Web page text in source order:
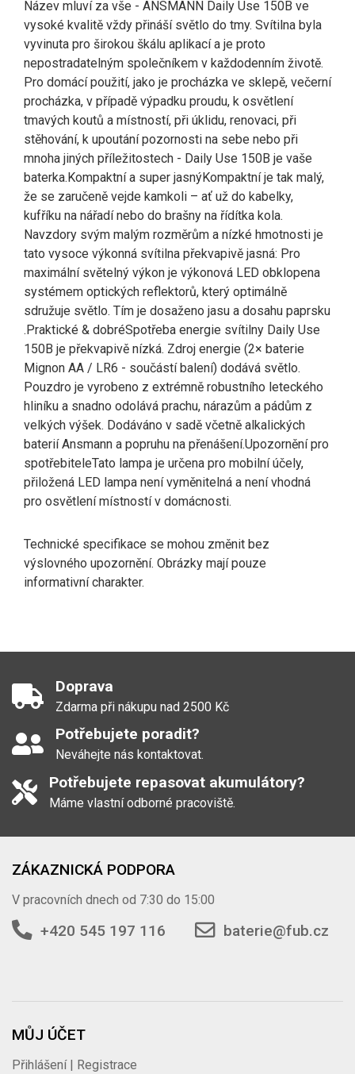
Název mluví za vše - ANSMANN Daily Use 150B ve
vysoké kvalitě vždy přináší světlo do tmy. Svítilna byla
vyvinuta pro širokou škálu aplikací a je proto
nepostradatelným společníkem v každodenním životě.
Pro domácí použití, jako je procházka ve sklepě, večerní
procházka, v případě výpadku proudu, k osvětlení
tmavých koutů a místností, při úklidu, renovaci, při
stěhování, k upoutání pozornosti na sebe nebo při
mnoha jiných příležitostech - Daily Use 150B je vaše
baterka.Kompaktní a super jasnýKompaktní je tak malý,
že se zaručeně vejde kamkoli – ať už do kabelky,
kufříku na nářadí nebo do brašny na řídítka kola.
Navzdory svým malým rozměrům a nízké hmotnosti je
tato vysoce výkonná svítilna překvapivě jasná: Pro
maximální světelný výkon je výkonová LED obklopena
systémem optických reflektorů, který optimálně
sdružuje světlo. Tím je dosaženo jasu a dosahu paprsku
.Praktické & dobréSpotřeba energie svítilny Daily Use
150B je překvapivě nízká. Zdroj energie (2× baterie
Mignon AA / LR6 - součástí balení) dodává světlo.
Pouzdro je vyrobeno z extrémně robustního leteckého
hliníku a snadno odolává prachu, nárazům a pádům z
velkých výšek. Dodáváno v sadě včetně alkalických
baterií Ansmann a popruhu na přenášení.Upozornění pro
spotřebiteleTato lampa je určena pro mobilní účely,
přiložená LED lampa není vyměnitelná a není vhodná
pro osvětlení místností v domácnosti.
Technické specifikace se mohou změnit bez
výslovného upozornění. Obrázky mají pouze
informativní charakter.
Doprava
Zdarma při nákupu nad 2500 Kč
Potřebujete poradit?
Neváhejte nás kontaktovat.
Potřebujete repasovat akumulátory?
Máme vlastní odborné pracoviště.
ZÁKAZNICKÁ PODPORA
V pracovních dnech od 7:30 do 15:00
+420 545 197 116 baterie@fub.cz
MŮJ ÚČET
Přihlášení | Registrace